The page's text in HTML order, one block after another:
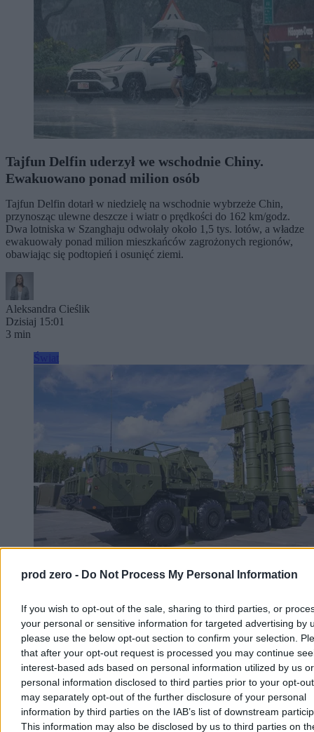
prod zero - Do Not Process My Personal Information
If you wish to opt-out of the sale, sharing to third parties, or
your personal or sensitive information for targeted advertising by
please use the below opt-out section to confirm your selection.
that after your opt-out request is processed you may continue
interest-based ads based on personal information utilized by us or
personal information disclosed to third parties prior to your opt-
may separately opt-out of the further disclosure of your personal
information by third parties on the IAB’s list of downstream
This information may also be disclosed by us to third parties on
Tajfun Delfin uderzył we wschodnie Chiny.
Ewakuowano ponad milion osób
Tajfun Delfin dotarł w niedzielę na wschodnie wybrzeże Chin,
przynosząc ulewne deszcze i wiatr o prędkości do 162 km/godz.
Dwa lotniska w Szanghaju odwołały około 1,5 tys. lotów, a władze
ewakuowały ponad milion mieszkańców zagrożonych regionów,
obawiając się podtopień i osunięć ziemi.
Aleksandra Cieślik
Dzisiaj 15:01
3 min
Wojna w Ukrainie. Drony zniszczyły S-400 i trzy
Ukraińskie Siły Systemów Bezzałogowych poinformowały o
zniszczeniu w Rosji systemu rakietowego S-400 Triumf w
Gelendżyku, zestawu Pancyr-S1 oraz trzech stacji radiolokacyjnych.
Drony trafiły też w tankowiec i dwa masowce na Morzu Czarnym –
ogłosił dowódca SBS, mjr Robert „Madiar” Browdi.
Aleksandra Cieślik